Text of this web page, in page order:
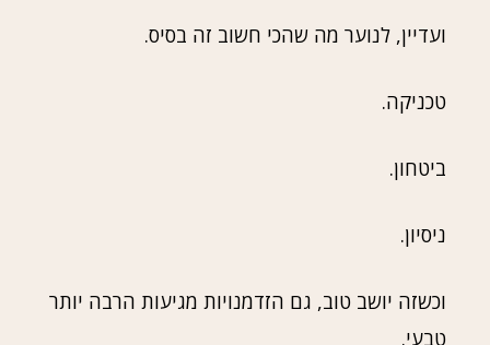
ועדיין, לנוער מה שהכי חשוב זה בסיס.
טכניקה.
ביטחון.
ניסיון.
וכשזה יושב טוב, גם הזדמנויות מגיעות הרבה יותר
טבעי.